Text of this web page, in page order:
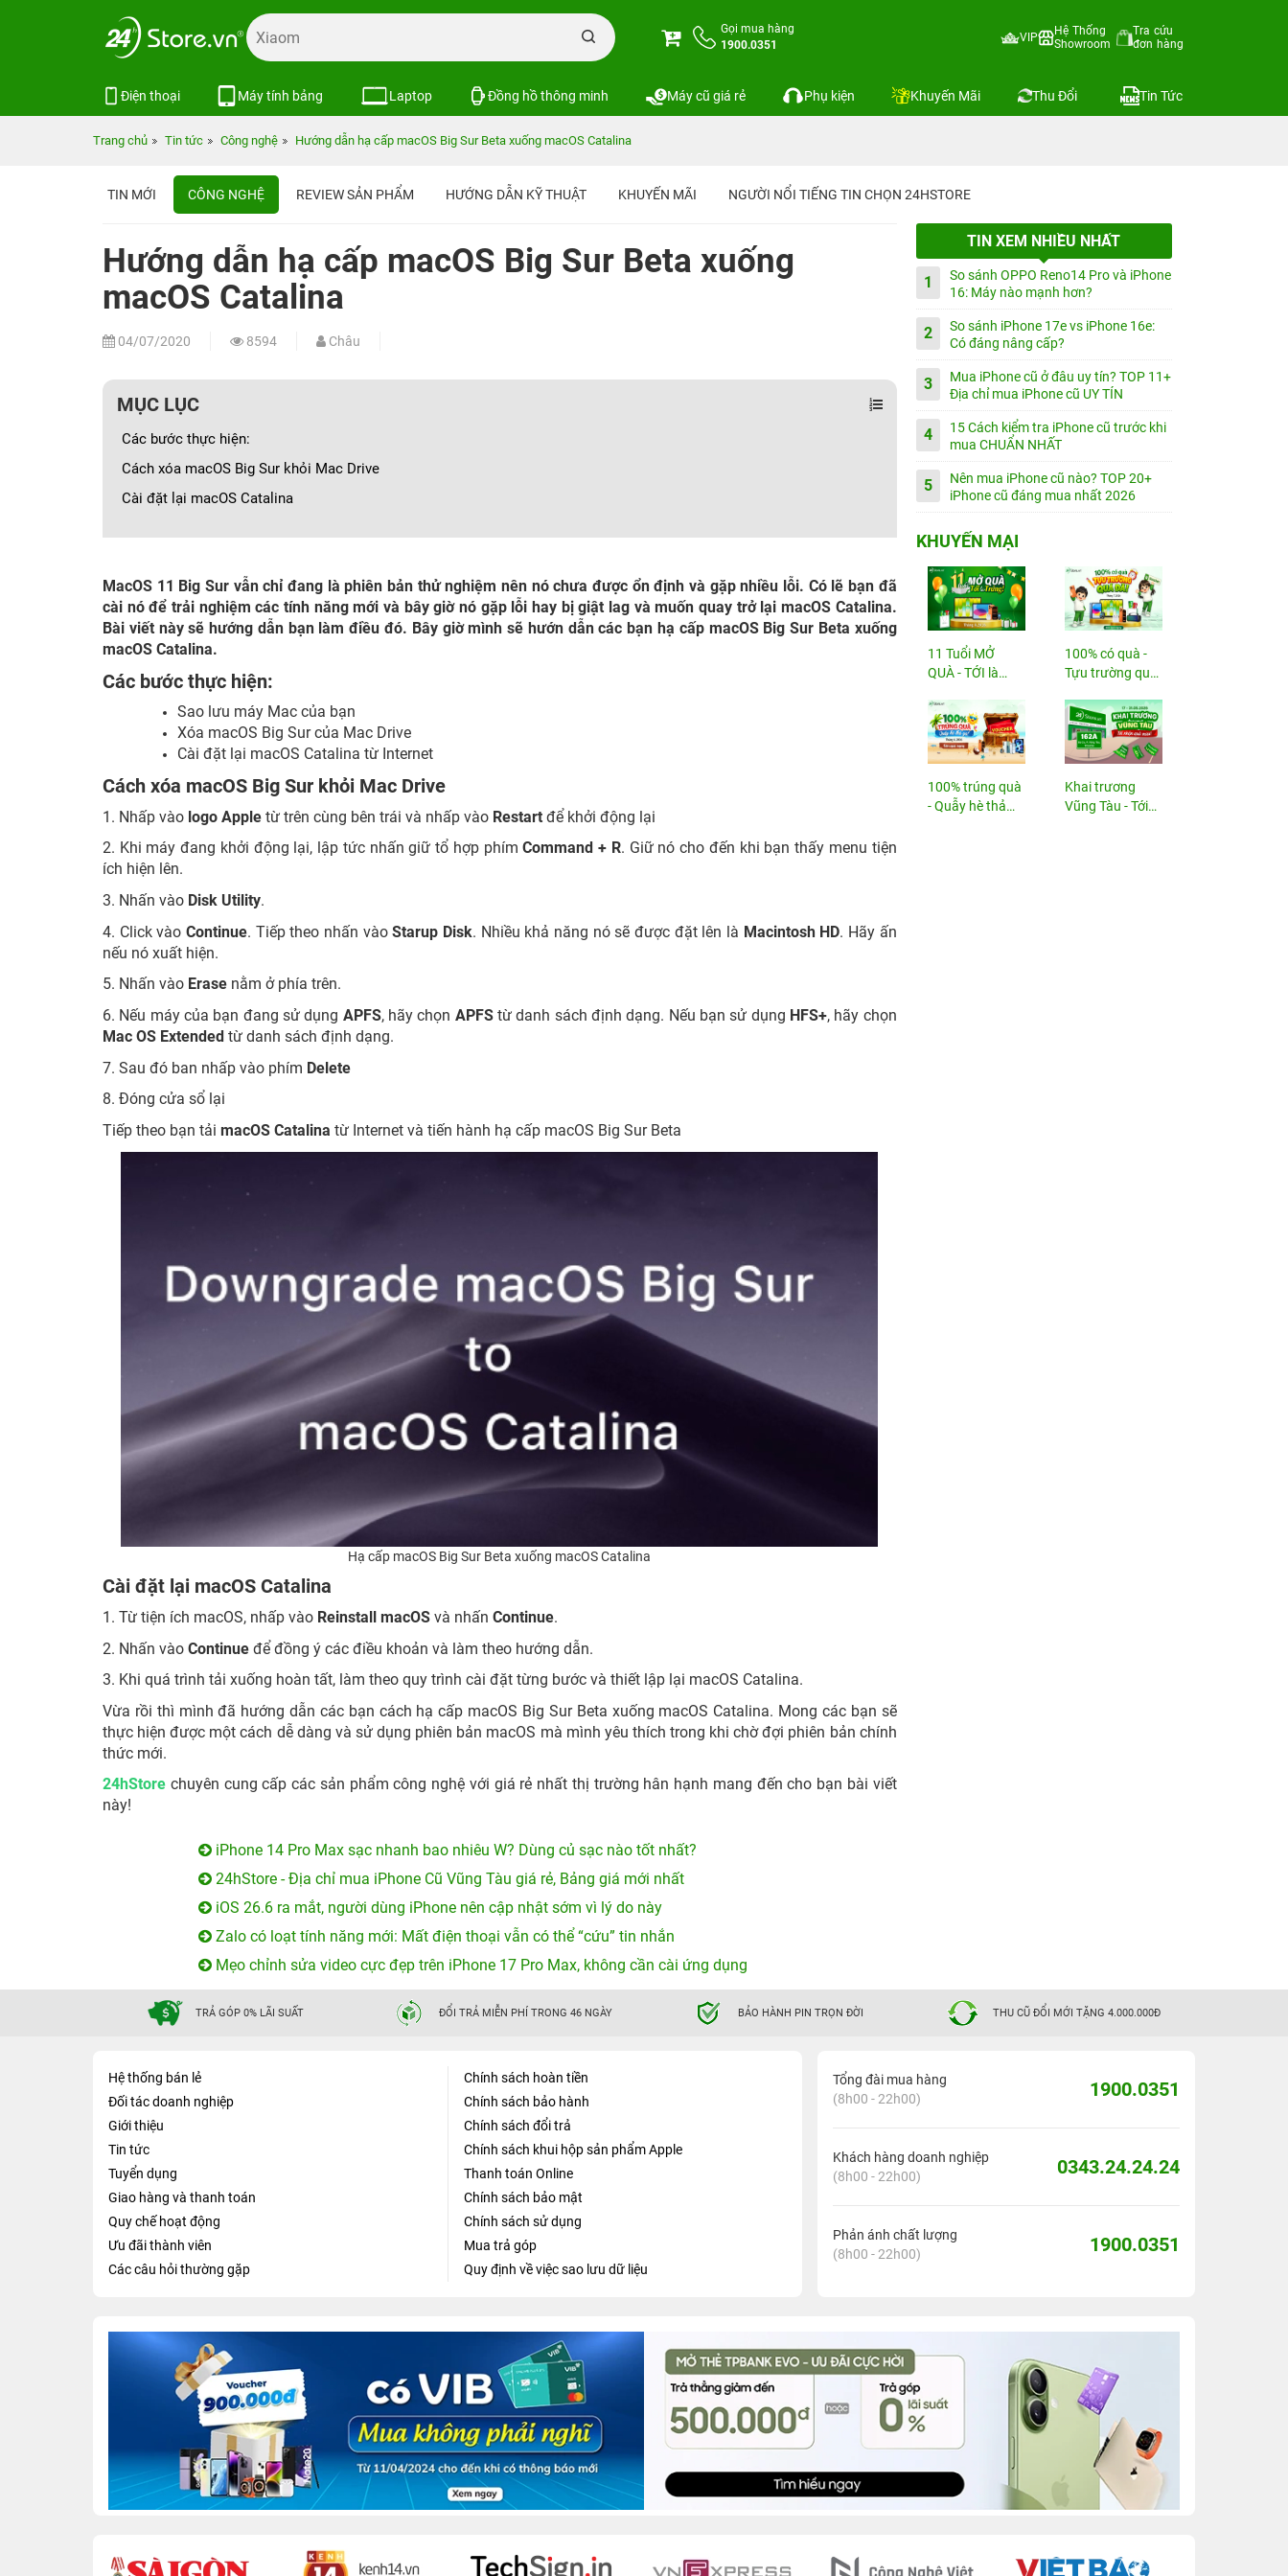
Gọi mua hàng
1900.0351
VIP
Hệ Thống
Showroom
Tra cứu
đơn hàng
Điện thoại Máy tính bảng Laptop Đồng hồ thông minh Máy cũ giá rẻ Phụ kiện Khuyến Mãi Thu Đổi Tin Tức
Trang chủ Tin tức Công nghệ Hướng dẫn hạ cấp macOS Big Sur Beta xuống macOS Catalina
TIN MỚI CÔNG NGHỆ REVIEW SẢN PHẨM HƯỚNG DẪN KỸ THUẬT KHUYẾN MÃI NGƯỜI NỔI TIẾNG TIN CHỌN 24HSTORE
Hướng dẫn hạ cấp macOS Big Sur Beta xuống
macOS Catalina
04/07/2020 8594 Châu
MỤC LỤC
Các bước thực hiện:
Cách xóa macOS Big Sur khỏi Mac Drive
Cài đặt lại macOS Catalina
MacOS 11 Big Sur vẫn chỉ đang là phiên bản thử nghiệm nên nó chưa được ổn định và gặp nhiều lỗi. Có lẽ bạn đã
cài nó để trải nghiệm các tính năng mới và bây giờ nó gặp lỗi hay bị giật lag và muốn quay trở lại macOS Catalina.
Bài viết này sẽ hướng dẫn bạn làm điều đó. Bây giờ mình sẽ hướn dẫn các bạn hạ cấp macOS Big Sur Beta xuống
macOS Catalina.
Các bước thực hiện:
Sao lưu máy Mac của bạn
Xóa macOS Big Sur của Mac Drive
Cài đặt lại macOS Catalina từ Internet
Cách xóa macOS Big Sur khỏi Mac Drive
1. Nhấp vào logo Apple từ trên cùng bên trái và nhấp vào Restart để khởi động lại
2. Khi máy đang khởi động lại, lập tức nhấn giữ tổ hợp phímCommand + R. Giữ nó cho đến khi bạn thấy menu tiện
ích hiện lên.
3. Nhấn vào Disk Utility.
4. Click vàoContinue. Tiếp theo nhấn vàoStarup Disk. Nhiều khả năng nó sẽ được đặt lên là Macintosh HD. Hãy ấn
nếu nó xuất hiện.
5. Nhấn vào Erase nằm ở phía trên.
6. Nếu máy của bạn đang sử dụng APFS, hãy chọn APFStừ danh sách định dạng. Nếu bạn sử dụng HFS+, hãy chọn
Mac OS Extended từ danh sách định dạng.
7. Sau đó ban nhấp vào phím Delete
8. Đóng cửa sổ lại
Tiếp theo bạn tải macOS Catalina từ Internet và tiến hành hạ cấp macOS Big Sur Beta
Hạ cấp macOS Big Sur Beta xuống macOS Catalina
Cài đặt lại macOS Catalina
1. Từ tiện ích macOS, nhấp vào Reinstall macOS và nhấn Continue.
2. Nhấn vào Continue để đồng ý các điều khoản và làm theo hướng dẫn.
3. Khi quá trình tải xuống hoàn tất, làm theo quy trình cài đặt từng bước và thiết lập lại macOS Catalina.
Vừa rồi thì mình đã hướng dẫn các bạn cách hạ cấp macOS Big Sur Beta xuống macOS Catalina. Mong các bạn sẽ
thực hiện được một cách dễ dàng và sử dụng phiên bản macOS mà mình yêu thích trong khi chờ đợi phiên bản chính
thức mới.
24hStore chuyên cung cấp các sản phẩm công nghệ với giá rẻ nhất thị trường hân hạnh mang đến cho bạn bài viết
này!
iPhone 14 Pro Max sạc nhanh bao nhiêu W? Dùng củ sạc nào tốt nhất?
24hStore - Địa chỉ mua iPhone Cũ Vũng Tàu giá rẻ, Bảng giá mới nhất
iOS 26.6 ra mắt, người dùng iPhone nên cập nhật sớm vì lý do này
Zalo có loạt tính năng mới: Mất điện thoại vẫn có thể “cứu” tin nhắn
Mẹo chỉnh sửa video cực đẹp trên iPhone 17 Pro Max, không cần cài ứng dụng
TIN XEM NHIỀU NHẤT
1
So sánh OPPO Reno14 Pro và iPhone
16: Máy nào mạnh hơn?
2
So sánh iPhone 17e vs iPhone 16e:
Có đáng nâng cấp?
3
Mua iPhone cũ ở đâu uy tín? TOP 11+
Địa chỉ mua iPhone cũ UY TÍN
4
15 Cách kiểm tra iPhone cũ trước khi
mua CHUẨN NHẤT
5
Nên mua iPhone cũ nào? TOP 20+
iPhone cũ đáng mua nhất 2026
KHUYẾN MẠI
11 Tuổi MỞ
QUÀ - TỚI là
100% có quà -
Tựu trường quá
100% trúng quà
- Quẫy hè thả
Khai trương
Vũng Tàu - Tới
TRẢ GÓP 0% LÃI SUẤT ĐỔI TRẢ MIỄN PHÍ TRONG 46 NGÀY BẢO HÀNH PIN TRỌN ĐỜI THU CŨ ĐỔI MỚI TẶNG 4.000.000Đ
Hệ thống bán lẻ
Đối tác doanh nghiệp
Giới thiệu
Tin tức
Tuyển dụng
Giao hàng và thanh toán
Quy chế hoạt động
Ưu đãi thành viên
Các câu hỏi thường gặp
Chính sách hoàn tiền
Chính sách bảo hành
Chính sách đổi trả
Chính sách khui hộp sản phẩm Apple
Thanh toán Online
Chính sách bảo mật
Chính sách sử dụng
Mua trả góp
Quy định về việc sao lưu dữ liệu
Tổng đài mua hàng
(8h00 - 22h00)
1900.0351
Khách hàng doanh nghiệp
(8h00 - 22h00)
0343.24.24.24
Phản ánh chất lượng
(8h00 - 22h00)
1900.0351